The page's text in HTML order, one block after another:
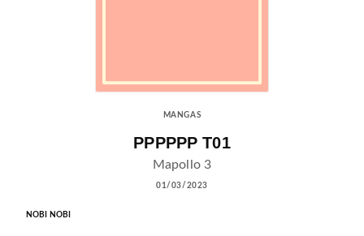
MANGAS
PPPPPP T01
Mapollo 3
01/03/2023
NOBI NOBI